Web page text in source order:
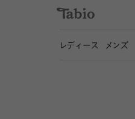
レディース メンズ